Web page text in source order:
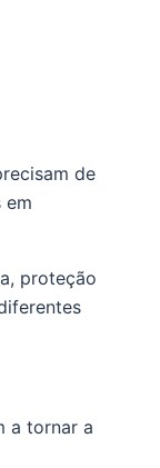
de
em
proteção
a tornar a